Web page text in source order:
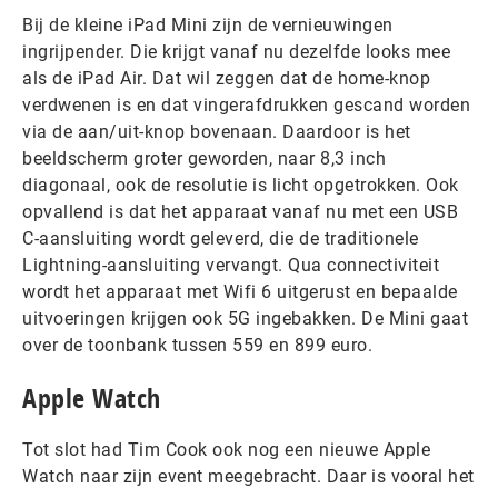
Bij de kleine iPad Mini zijn de vernieuwingen
ingrijpender. Die krijgt vanaf nu dezelfde looks mee
als de iPad Air. Dat wil zeggen dat de home-knop
verdwenen is en dat vingerafdrukken gescand worden
via de aan/uit-knop bovenaan. Daardoor is het
beeldscherm groter geworden, naar 8,3 inch
diagonaal, ook de resolutie is licht opgetrokken. Ook
opvallend is dat het apparaat vanaf nu met een USB
C-aansluiting wordt geleverd, die de traditionele
Lightning-aansluiting vervangt. Qua connectiviteit
wordt het apparaat met Wifi 6 uitgerust en bepaalde
uitvoeringen krijgen ook 5G ingebakken. De Mini gaat
over de toonbank tussen 559 en 899 euro.
Apple Watch
Tot slot had Tim Cook ook nog een nieuwe Apple
Watch naar zijn event meegebracht. Daar is vooral het